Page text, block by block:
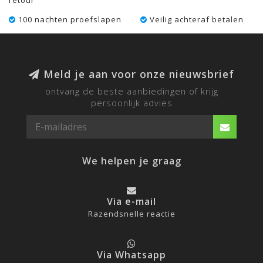
100 nachten proefslapen
Veilig achteraf betalen
Meld je aan voor onze nieuwsbrief
ontvang de beste aanbiedingen of krijg
persoonlijk advies
We helpen je graag
Via e-mail
Razendsnelle reactie
Via Whatsapp